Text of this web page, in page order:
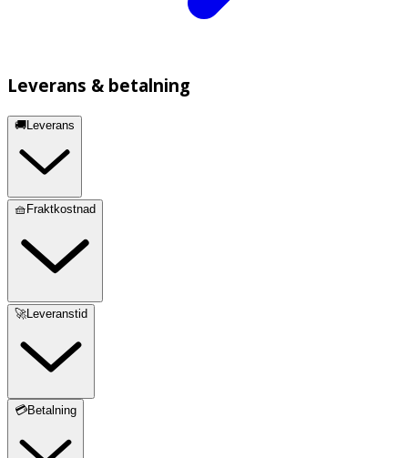
Leverans & betalning
🚚Leverans
🧺Fraktkostnad
🚀Leveranstid
💳Betalning